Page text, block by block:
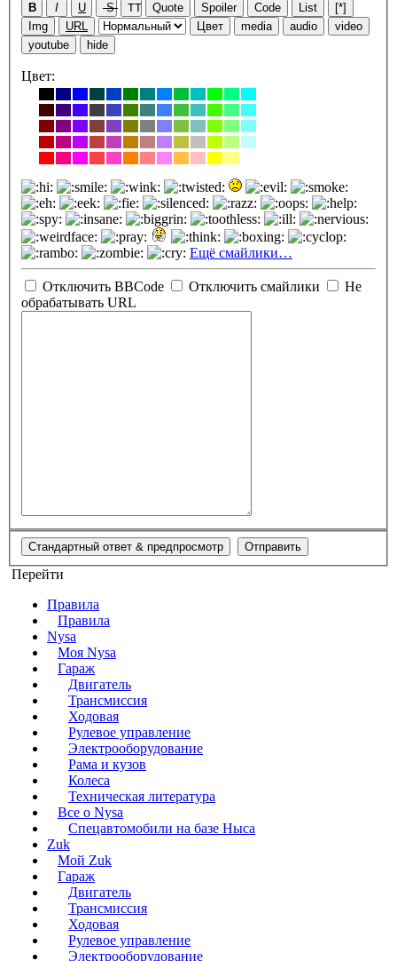
B I U S TT Quote Spoiler Code List
[*]
Img
URL Цвет media audio
video
youtube
hide
Цвет:
Ещё смайлики…
Отключить BBCode Отключить смайлики
Не
обрабатывать URL
Перейти
Правила
Правила
Nysa
Моя Nysa
Гараж
Двигатель
Трансмиссия
Ходовая
Рулевое управление
Электрооборудование
Рама и кузов
Колеса
Техническая литература
Все о Nysa
Спецавтомобили на базе Ныса
Zuk
Мой Zuk
Гараж
Двигатель
Трансмиссия
Ходовая
Рулевое управление
Электрооборудование